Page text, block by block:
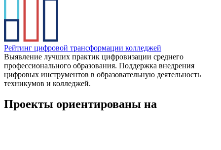
Рейтинг цифровой трансформации колледжей
Выявление лучших практик цифровизации среднего
профессионального образования. Поддержка внедрения
цифровых инструментов в образовательную деятельность
техникумов и колледжей.
Проекты ориентированы на